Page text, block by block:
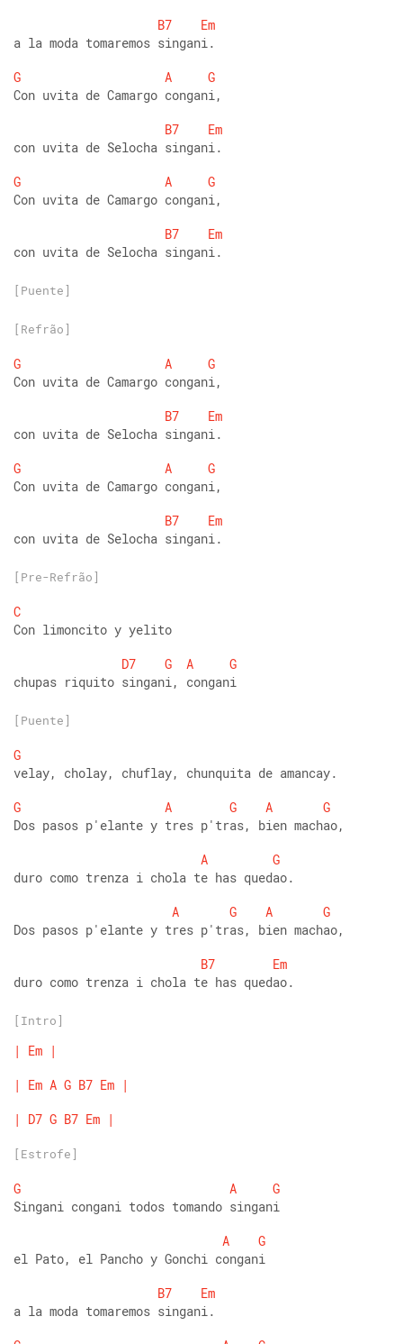
B7
Em
a la moda tomaremos singani.
G
A
G
Con uvita de Camargo congani,
B7
Em
con uvita de Selocha singani.
G
A
G
Con uvita de Camargo congani,
B7
Em
con uvita de Selocha singani.
[Puente]
[Refrão]
G A
G
Con uvita de Camargo congani,
B7
Em
con uvita de Selocha singani.
G
A
G
Con uvita de Camargo congani,
B7
Em
con uvita de Selocha singani.
[Pre-Refrão]
C
Con limoncito y yelito
D7
G A
G
chupas riquito singani, congani
[Puente]
G
velay, cholay, chuflay, chunquita de amancay.
G
A G A
G
Dos pasos p'elante y tres p'tras, bien machao,
A
G
duro como trenza i chola te has quedao.
A
G A
G
Dos pasos p'elante y tres p'tras, bien machao,
B7
Em
duro como trenza i chola te has quedao.
[Intro]
| Em |
|
Em A G B7 Em |
|
D7 G B7 Em |
[Estrofe]
G A
G
Singani congani todos tomando singani
A
G
el Pato, el Pancho y Gonchi congani
B7
Em
a la moda tomaremos singani.